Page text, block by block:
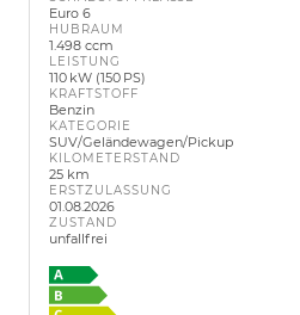
Euro 6
HUBRAUM
1.498 ccm
LEISTUNG
110 kW (150 PS)
KRAFTSTOFF
Benzin
KATEGORIE
SUV/Geländewagen/Pickup
KILOMETERSTAND
25 km
ERSTZULASSUNG
01.08.2026
ZUSTAND
unfallfrei